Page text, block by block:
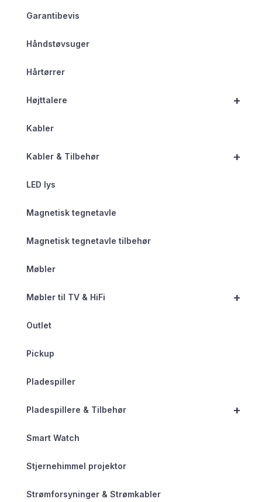
Garantibevis
Håndstøvsuger
Hårtørrer
+
Højttalere
Kabler
+
Kabler & Tilbehør
LED lys
Magnetisk tegnetavle
Magnetisk tegnetavle tilbehør
Møbler
+
Møbler til TV & HiFi
Outlet
Pickup
Pladespiller
+
Pladespillere & Tilbehør
Smart Watch
Stjernehimmel projektor
Strømforsyninger & Strømkabler